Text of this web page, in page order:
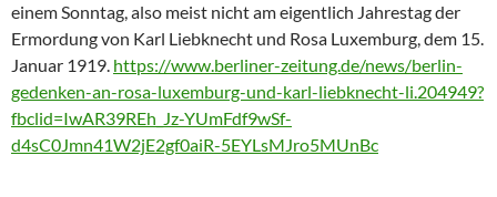
einem Sonntag, also meist nicht am eigentlich Jahrestag der
Ermordung von Karl Liebknecht und Rosa Luxemburg, dem 15.
Januar 1919. https://www.berliner-zeitung.de/news/berlin-
gedenken-an-rosa-luxemburg-und-karl-liebknecht-li.204949?
fbclid=IwAR39REh_Jz-YUmFdf9wSf-
d4sC0Jmn41W2jE2gf0aiR-5EYLsMJro5MUnBc